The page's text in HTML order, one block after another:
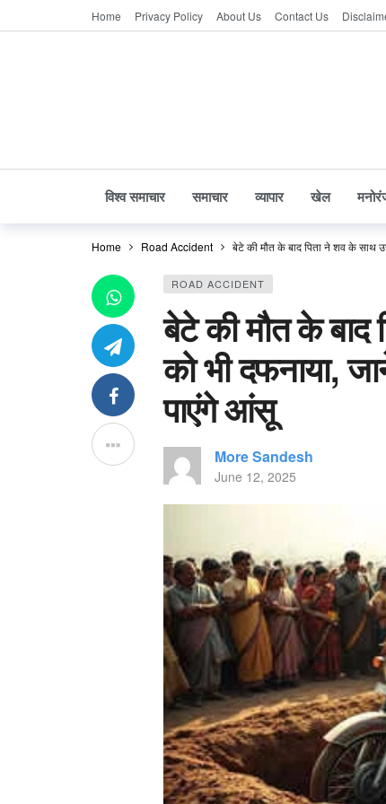
Home Privacy Policy About Us Contact Us
विश्व समाचार समाचार व्यापार खेल
Home Road Accident बेटे की मौत के बाद पिता ने शव के साथ
ROAD ACCIDENT
बेटे की मौत के
को भी दफनाया,
पाएंगे आंसू
More Sandesh
June 12, 2025